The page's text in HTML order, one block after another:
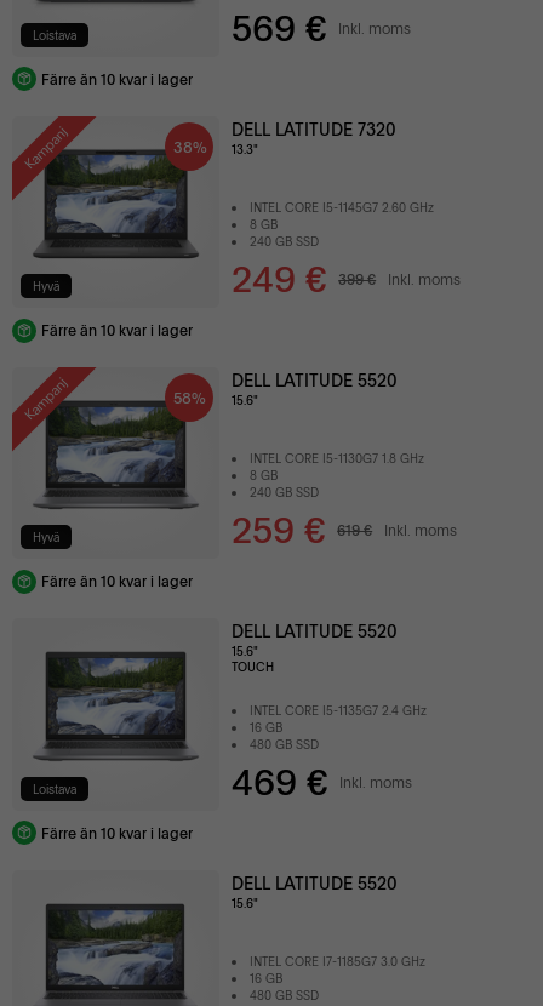
Loistava 569 € Inkl. moms
Färre än 10 kvar i lager
Kampanj 38%
Hyvä
DELL LATITUDE 7320
13.3"
INTEL CORE I5-1145G7 2.60 GHz
8 GB
240 GB SSD
249 € 399 € Inkl. moms
Färre än 10 kvar i lager
Kampanj 58%
Hyvä
DELL LATITUDE 5520
15.6"
INTEL CORE I5-1130G7 1.8 GHz
8 GB
240 GB SSD
259 € 619 € Inkl. moms
Färre än 10 kvar i lager
Loistava
DELL LATITUDE 5520
15.6"
TOUCH
INTEL CORE I5-1135G7 2.4 GHz
16 GB
480 GB SSD
469 € Inkl. moms
Färre än 10 kvar i lager
DELL LATITUDE 5520
15.6"
INTEL CORE I7-1185G7 3.0 GHz
16 GB
480 GB SSD